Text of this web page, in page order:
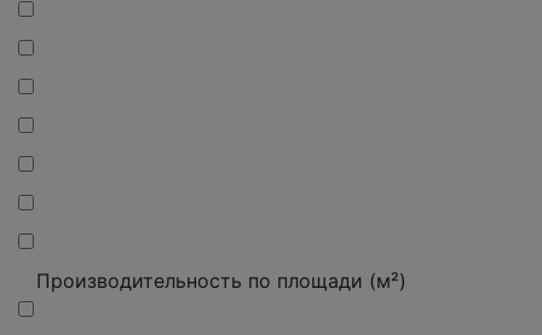
Производительность по площади (м²)